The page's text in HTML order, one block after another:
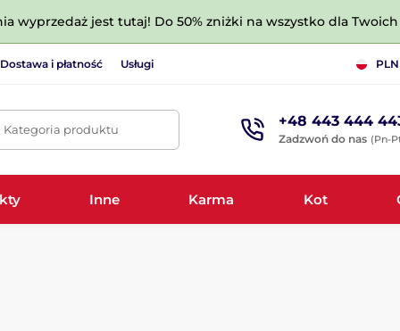
wyprzedaż jest tutaj! Do 50% zniżki na wszystko dla
Dostawa i płatność Usługi PLN
Kategoria produktu +48 443 444
Zadzwoń do nas (Pn-
Inne Karma Kot